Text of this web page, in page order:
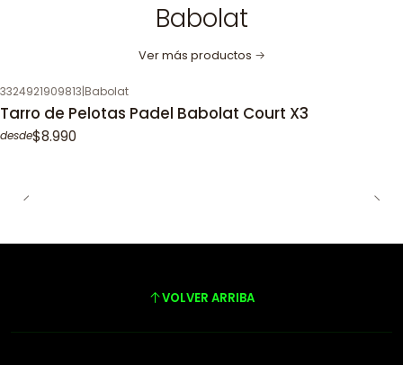
Babolat
Ver más productos
3324921909813|Babolat
Tarro de Pelotas Padel Babolat Court X3
desde$8.990
VOLVER ARRIBA